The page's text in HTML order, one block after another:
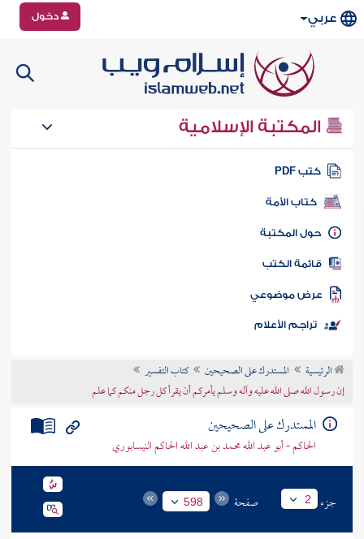
عربي دخول
المكتبة الإسلامية
كتب PDF
كتاب الأمة
المكتبة
الكتب
موضوعي
تراجم الأعلام
الرئيسية المستدرك على الصحيحين
كتاب التفسير
إن رسول الله صلى الله عليه وآله وسلم يأمركم أن يقرأ كل رجل منكم كما علم
المستدرك على الصحيحين
الحاكم - أبو عبد الله محمد بن عبد الله الحاكم النيسابوري
جزء 2 صفحة 598